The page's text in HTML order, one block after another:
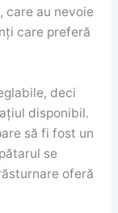
care au nevoie
care preferă
deci
disponibil.
să fi fost un
se
oferă